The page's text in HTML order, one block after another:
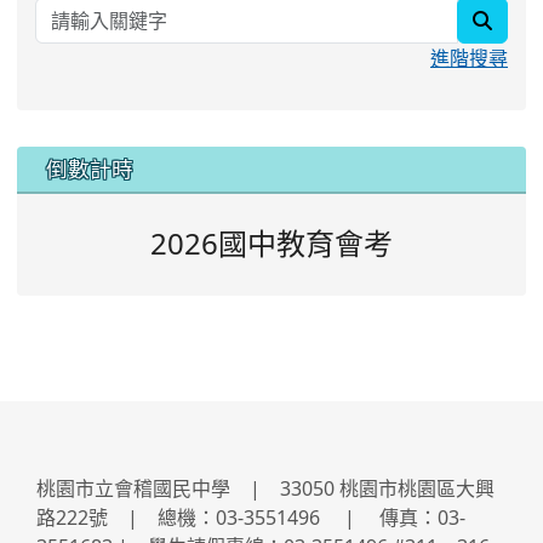
進階搜尋
::: 倒數計時
2026國中教育會考
桃園市立會稽國民中學 | 33050 桃園市桃園區大興
路222號 | 總機：03-3551496 | 傳真：03-